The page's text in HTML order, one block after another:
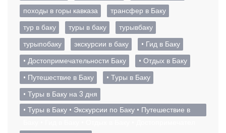
походы в горы кавказа
трансфер в Баку
тур в баку
туры в баку
турывбаку
турыпобаку
экскурсии в баку
• Гид в Баку
• Достопримечательности Баку
• Отдых в Баку
• Путешествие в Баку
• Туры в Баку
• Туры в Баку на 3 дня
• Туры в Баку • Экскурсии по Баку • Путешествие в